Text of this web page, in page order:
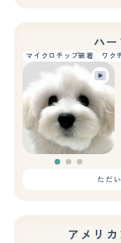
ハ
マイクロチップ装着 ワク
ただ
アメリ